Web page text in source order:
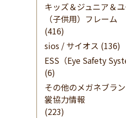
キッズ＆ジュニア＆
（子供用）フレーム
(416)
sios / サイオス (136)
ESS（Eye Safety
(6)
その他のメガネブラ
裳協力情報
(223)